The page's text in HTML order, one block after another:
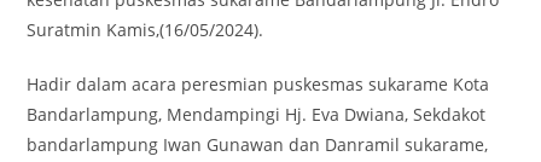
Suratmin Kamis,(16/05/2024).
Hadir dalam acara peresmian puskesmas sukarame Kota
Bandarlampung, Mendampingi Hj. Eva Dwiana, Sekdakot
bandarlampung Iwan Gunawan dan Danramil sukarame,